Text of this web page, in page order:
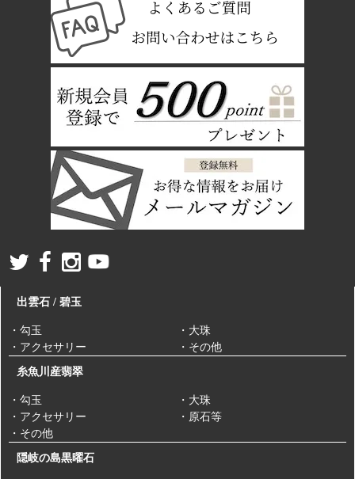
出雲石 / 碧玉
・勾玉
・大珠
・アクセサリー
・その他
糸魚川産翡翠
・勾玉
・大珠
・アクセサリー
・原石等
・その他
隠岐の島黒曜石